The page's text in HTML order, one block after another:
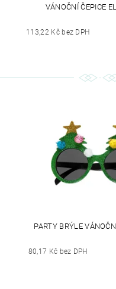
VÁNOČNÍ ČEPICE
113,22 Kč bez DPH
PARTY BRÝLE
80,17 Kč bez DPH